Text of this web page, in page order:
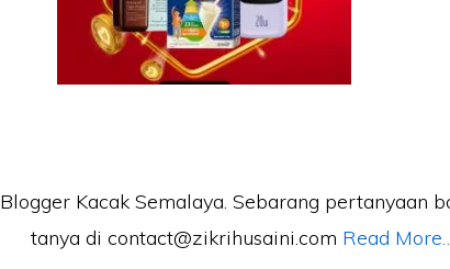
Blogger Kacak Semalaya. Sebarang pertanyaan
tanya di contact@zikrihusaini.com Read